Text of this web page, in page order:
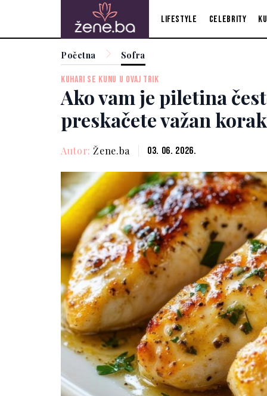
Lifestyle Celebrity
Početna Sofra
KUHARI SE KUNU U OVAJ TRIK
Ako vam je piletina
preskačete važan korak
Autor: Žene.ba 03. 06. 2026.